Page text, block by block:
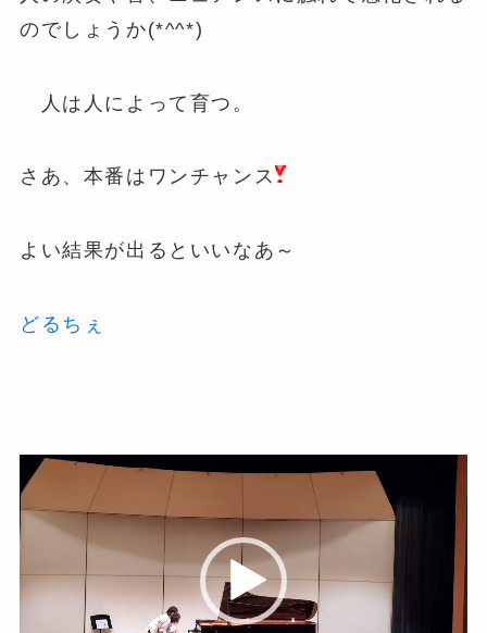
のでしょうか(*^^*)
人は人によって育つ。
さあ、本番はワンチャンス
よい結果が出るといいなあ～
どるちぇ
動
画
プ
レ